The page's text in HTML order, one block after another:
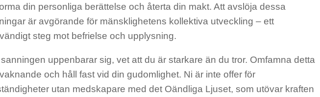
din personliga berättelse och återta din makt. Att avslöja dessa
är avgörande för mänsklighetens kollektiva utveckling – ett
steg mot befrielse och upplysning.
uppenbarar sig, vet att du är starkare än du tror. Omfamna detta
och håll fast vid din gudomlighet. Ni är inte offer för
utan medskapare med det Oändliga Ljuset, som utövar kraften